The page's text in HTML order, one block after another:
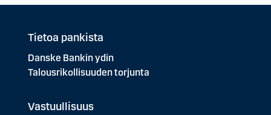
Tietoa pankista
Danske Bankin ydin
Talousrikollisuuden torjunta
Vastuullisuus